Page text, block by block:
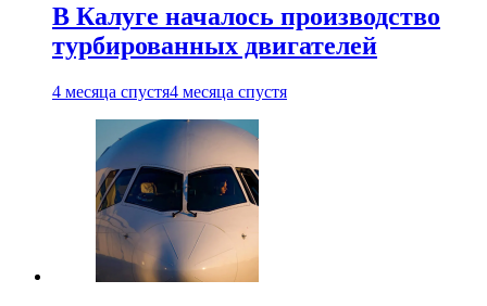
В Калуге началось производство
турбированных двигателей
4 месяца спустя4 месяца спустя